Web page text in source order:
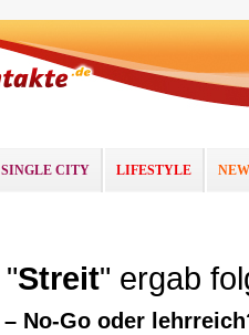
SINGLE CITY LIFESTYLE
Streit" ergab
No-Go oder